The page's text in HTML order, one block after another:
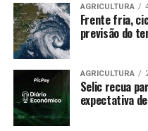
ENGANO – Em resposta
presidente dos EUA,
feira (14.11) uma ordem
para vários produtos
reduzindo a sobretaxa
especialistas alertam que
alto ainda dificulta a
AGRICULTURA
Frente fria,
previsão do
AGRICULTURA
Selic recua
expectativa